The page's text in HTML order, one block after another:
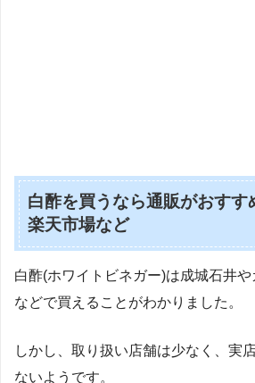
白酢を買うなら通販がおす
楽天市場など
白酢(ホワイトビネガー)は成城石井
などで買えることがわかりました。
しかし、取り扱い店舗は少なく、実
ないようです。